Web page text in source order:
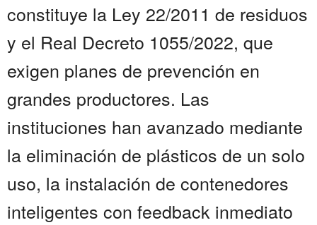
constituye la Ley 22/2011 de residuos
y el Real Decreto 1055/2022, que
exigen planes de prevención en
grandes productores. Las
instituciones han avanzado mediante
la eliminación de plásticos de un solo
uso, la instalación de contenedores
inteligentes con feedback inmediato